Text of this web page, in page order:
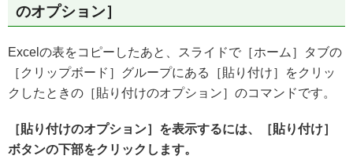
のオプション］
Excelの表をコピーしたあと、スライドで［ホーム］タブの
［クリップボード］グループにある［貼り付け］をクリッ
クしたときの［貼り付けのオプション］のコマンドです。
［貼り付けのオプション］を表示するには、［貼り付け］
ボタンの下部をクリックします。